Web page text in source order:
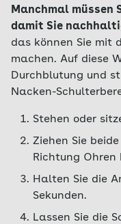
Manchmal müssen
damit Sie
das können Sie mit
machen. Auf diese
Durchblutung und
Nacken-
Stehen oder
Ziehen Sie
Richtung Ohren
Halten Sie die
Sekunden.
Lassen Sie die